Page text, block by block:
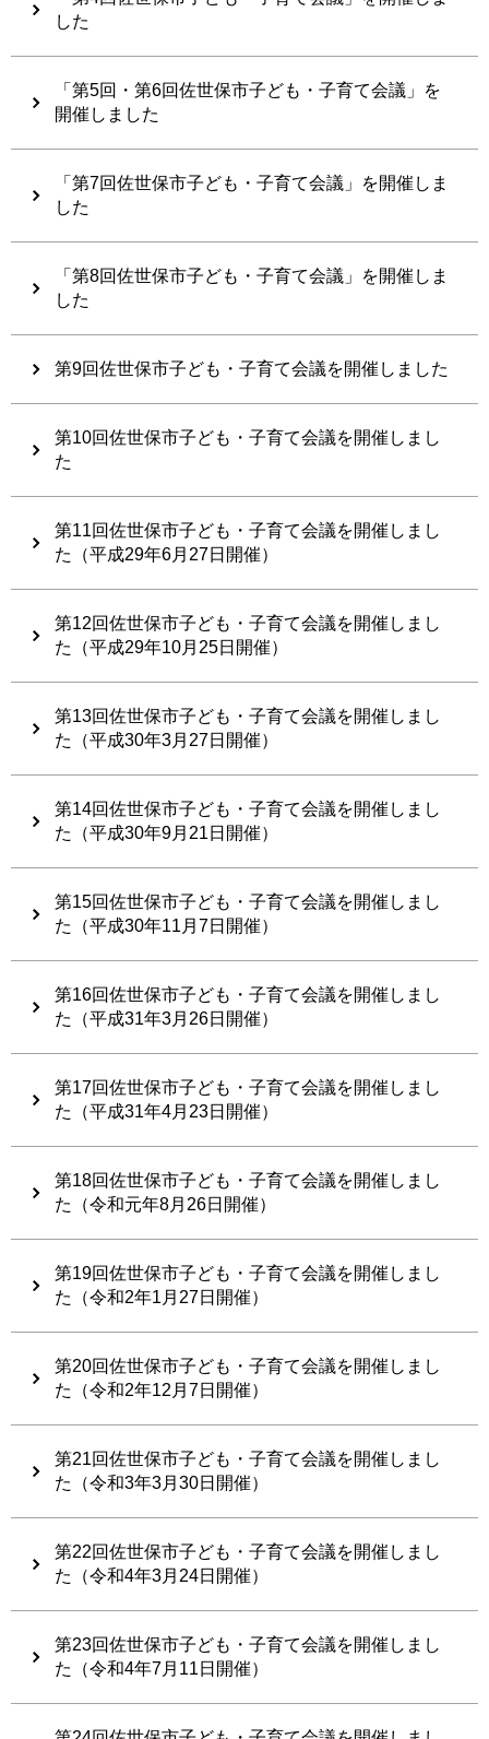
した
「第5回・第6回佐世保市子ども・子育て会議」を
開催しました
「第7回佐世保市子ども・子育て会議」を開催しま
した
「第8回佐世保市子ども・子育て会議」を開催しま
した
第9回佐世保市子ども・子育て会議を開催しました
第10回佐世保市子ども・子育て会議を開催しまし
た
第11回佐世保市子ども・子育て会議を開催しまし
た（平成29年6月27日開催）
第12回佐世保市子ども・子育て会議を開催しまし
た（平成29年10月25日開催）
第13回佐世保市子ども・子育て会議を開催しまし
た（平成30年3月27日開催）
第14回佐世保市子ども・子育て会議を開催しまし
た（平成30年9月21日開催）
第15回佐世保市子ども・子育て会議を開催しまし
た（平成30年11月7日開催）
第16回佐世保市子ども・子育て会議を開催しまし
た（平成31年3月26日開催）
第17回佐世保市子ども・子育て会議を開催しまし
た（平成31年4月23日開催）
第18回佐世保市子ども・子育て会議を開催しまし
た（令和元年8月26日開催）
第19回佐世保市子ども・子育て会議を開催しまし
た（令和2年1月27日開催）
第20回佐世保市子ども・子育て会議を開催しまし
た（令和2年12月7日開催）
第21回佐世保市子ども・子育て会議を開催しまし
た（令和3年3月30日開催）
第22回佐世保市子ども・子育て会議を開催しまし
た（令和4年3月24日開催）
第23回佐世保市子ども・子育て会議を開催しまし
た（令和4年7月11日開催）